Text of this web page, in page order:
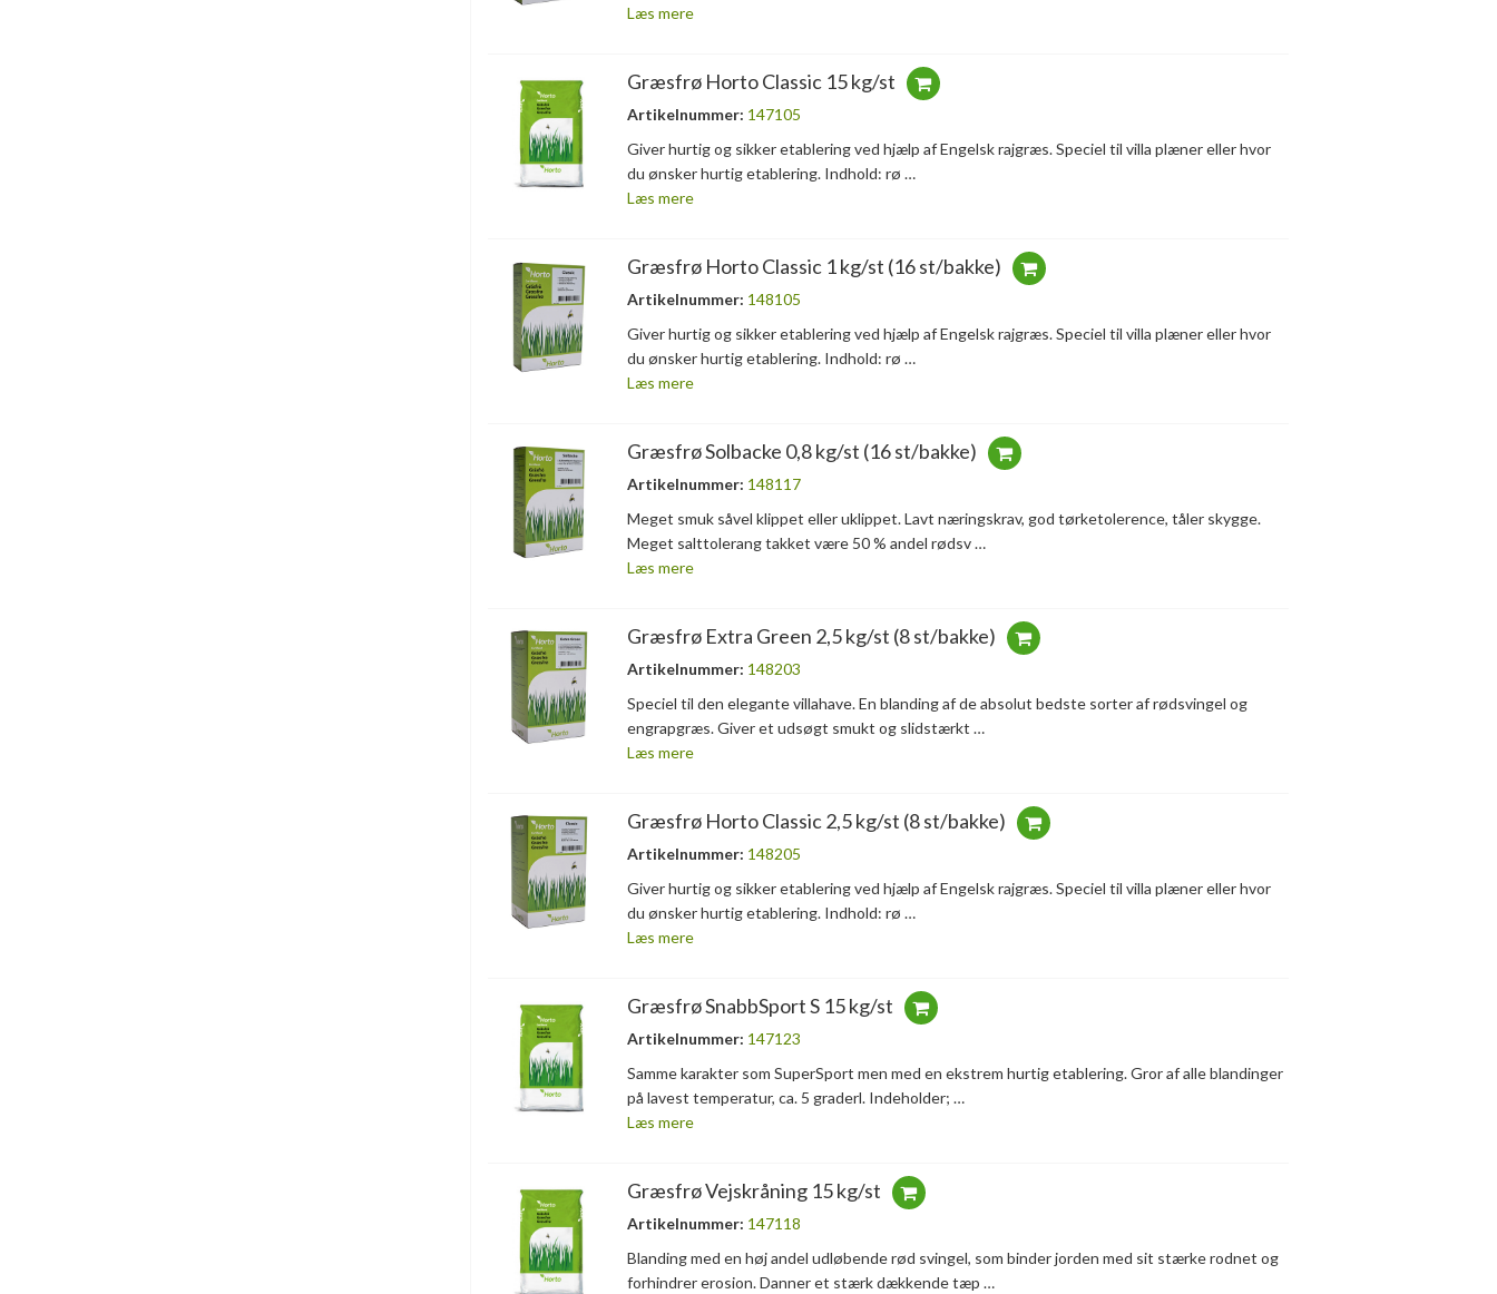
Læs mere
Græsfrø Horto Classic 15 kg/st
Artikelnummer: 147105
Giver hurtig og sikker etablering ved hjælp af Engelsk rajgræs. Speciel til villa plæner eller hvor
du ønsker hurtig etablering. Indhold: rø …
Læs mere
Græsfrø Horto Classic 1 kg/st (16 st/bakke)
Artikelnummer: 148105
Giver hurtig og sikker etablering ved hjælp af Engelsk rajgræs. Speciel til villa plæner eller hvor
du ønsker hurtig etablering. Indhold: rø …
Læs mere
Græsfrø Solbacke 0,8 kg/st (16 st/bakke)
Artikelnummer: 148117
Meget smuk såvel klippet eller uklippet. Lavt næringskrav, god tørketolerence, tåler skygge.
Meget salttolerang takket være 50 % andel rødsv …
Læs mere
Græsfrø Extra Green 2,5 kg/st (8 st/bakke)
Artikelnummer: 148203
Speciel til den elegante villahave. En blanding af de absolut bedste sorter af rødsvingel og
engrapgræs. Giver et udsøgt smukt og slidstærkt …
Læs mere
Græsfrø Horto Classic 2,5 kg/st (8 st/bakke)
Artikelnummer: 148205
Giver hurtig og sikker etablering ved hjælp af Engelsk rajgræs. Speciel til villa plæner eller hvor
du ønsker hurtig etablering. Indhold: rø …
Læs mere
Græsfrø SnabbSport S 15 kg/st
Artikelnummer: 147123
Samme karakter som SuperSport men med en ekstrem hurtig etablering. Gror af alle blandinger
på lavest temperatur, ca. 5 graderl. Indeholder; …
Læs mere
Græsfrø Vejskråning 15 kg/st
Artikelnummer: 147118
Blanding med en høj andel udløbende rød svingel, som binder jorden med sit stærke rodnet og
forhindrer erosion. Danner et stærk dækkende tæp …